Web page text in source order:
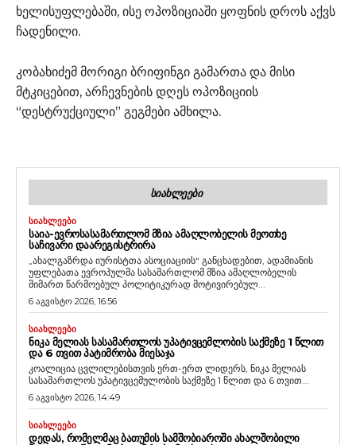
ხელისუფლებაში, ისე ოპოზიციაში ყოფნის დროს აქვს
ჩადენილი.
კობახიძემ მორიგი ბრიფინგი გამართა და მისი
მტკიცებით, არჩევნების დღეს ოპოზიციის
“დესტრუქციული” გეგმები ამხილა.
ᲡᲘᲐᲮᲚᲔᲔᲑᲘ
ᲡᲘᲐᲮᲚᲔᲔᲑᲘ
ᲡᲐᲘᲐ-ᲔᲕᲠᲝᲡᲐᲡᲐᲛᲐᲠᲗᲚᲝᲛ ᲛᲖᲘᲐ ᲐᲛᲐᲦᲚᲝᲑᲔᲚᲘᲡ ᲛᲔᲝᲗᲮᲔ
ᲡᲐᲩᲘᲕᲐᲠᲘ ᲓᲐᲐᲠᲔᲒᲘᲡᲢᲠᲘᲠᲐ
„ახალგაზრდა იურისტთა ასოციაციის“ განცხადებით, ადამიანის
უფლებათა ევროპულმა სასამართლომ მზია ამაღლობელის
მიმართ წარმოებულ პოლიტიკურად მოტივირებულ...
6 აგვისტო 2026, 16:56
ᲡᲘᲐᲮᲚᲔᲔᲑᲘ
ᲜᲘᲙᲐ ᲛᲔᲚᲘᲐᲡ ᲡᲐᲡᲐᲛᲐᲠᲗᲚᲝᲡ ᲣᲞᲐᲢᲘᲕᲪᲔᲛᲚᲝᲑᲘᲡ ᲡᲐᲥᲛᲔᲖᲔ 1 ᲬᲚᲘᲗ
ᲓᲐ 6 ᲗᲕᲘᲗ ᲞᲐᲢᲘᲛᲠᲝᲑᲐ ᲛᲘᲔᲡᲐᲯᲐ
კოალიცია ცვლილებისთვის ერთ-ერთ ლიდერს, ნიკა მელიას
სასამართლოს უპატივცემულობის საქმეზე 1 წლით და 6 თვით...
6 აგვისტო 2026, 14:49
ᲡᲘᲐᲮᲚᲔᲔᲑᲘ
ᲓᲔᲓᲐᲡ, ᲠᲝᲛᲔᲚᲛᲐᲪ ᲑᲐᲗᲣᲛᲘᲡ ᲡᲐᲛᲨᲝᲑᲘᲐᲠᲝᲨᲘ ᲐᲮᲐᲚᲨᲝᲑᲘᲚᲘ